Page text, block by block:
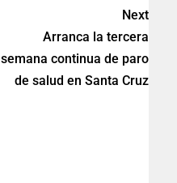
Next
Arranca la tercera
semana continua de paro
de salud en Santa Cruz